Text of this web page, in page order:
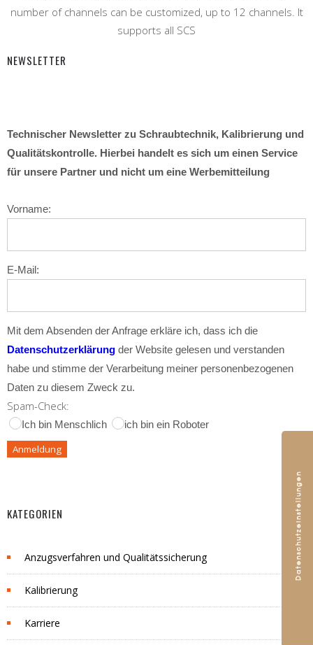
number of channels can be customized, up to 12 channels. It
supports all SCS
NEWSLETTER
Technischer Newsletter zu Schraubtechnik, Kalibrierung und
Qualitätskontrolle. Hierbei handelt es sich um einen Service
für unsere Partner und nicht um eine Werbemitteilung
Vorname:
E-Mail:
Mit dem Absenden der Anfrage erkläre ich, dass ich die
Datenschutzerklärung der Website gelesen und verstanden
habe und stimme der Verarbeitung meiner personenbezogenen
Daten zu diesem Zweck zu.
Spam-Check:
Ich bin Menschlich ich bin ein Roboter
KATEGORIEN
Anzugsverfahren und Qualitätssicherung
Kalibrierung
Karriere